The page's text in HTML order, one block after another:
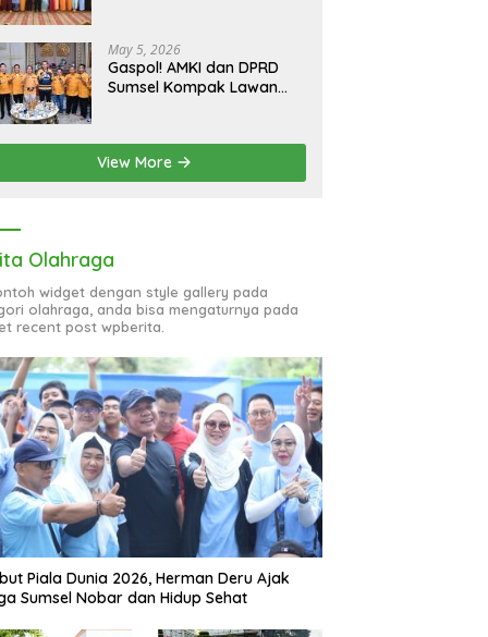
May 5, 2026
Gaspol! AMKI dan DPRD
Sumsel Kompak Lawan
View More
Olahraga
widget dengan style gallery pada
olahraga, anda bisa mengaturnya pada
recent post wpberita.
Piala Dunia 2026, Herman Deru Ajak
Sumsel Nobar dan Hidup Sehat